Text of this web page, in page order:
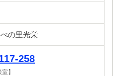
の里光栄
258
】